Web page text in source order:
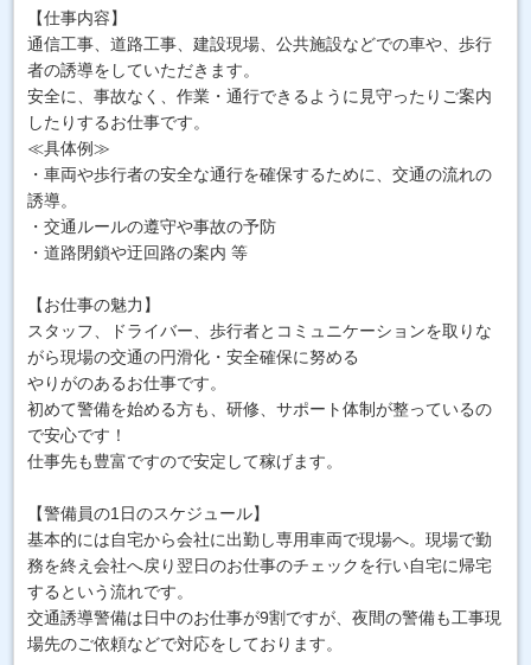
【仕事内容】
通信工事、道路工事、建設現場、公共施設などでの車や、歩行
者の誘導をしていただきます。
安全に、事故なく、作業・通行できるように見守ったりご案内
したりするお仕事です。
≪具体例≫
・車両や歩行者の安全な通行を確保するために、交通の流れの
誘導。
・交通ルールの遵守や事故の予防
・道路閉鎖や迂回路の案内 等
【お仕事の魅力】
スタッフ、ドライバー、歩行者とコミュニケーションを取りな
がら現場の交通の円滑化・安全確保に努める
やりがのあるお仕事です。
初めて警備を始める方も、研修、サポート体制が整っているの
で安心です！
仕事先も豊富ですので安定して稼げます。
【警備員の1日のスケジュール】
基本的には自宅から会社に出勤し専用車両で現場へ。現場で勤
務を終え会社へ戻り翌日のお仕事のチェックを行い自宅に帰宅
するという流れです。
交通誘導警備は日中のお仕事が9割ですが、夜間の警備も工事現
場先のご依頼などで対応をしております。